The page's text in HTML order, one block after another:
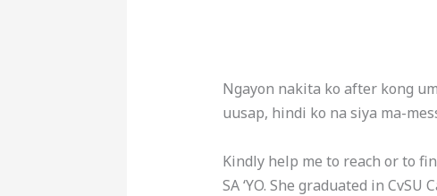
Ngayon nakita ko after kong
uusap, hindi ko na siya ma-
Kindly help me to reach or to
SA ‘YO. She graduated in